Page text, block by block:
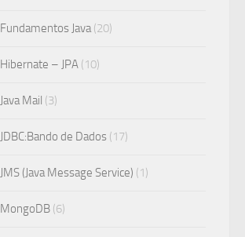
Fundamentos Java(20)
Hibernate – JPA (10)
Java Mail (3)
JDBC:Bando de Dados (17)
JMS (Java Message Service) (1)
MongoDB (6)